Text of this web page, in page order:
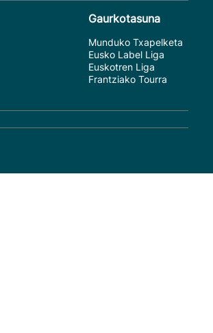
Gaurkotasuna
Munduko Txapelketa
Eusko Label Liga
Euskotren Liga
Frantziako Tourra